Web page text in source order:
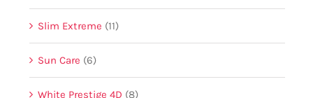
Slim Extreme (11)
Sun Care (6)
White Prestige 4D (8)